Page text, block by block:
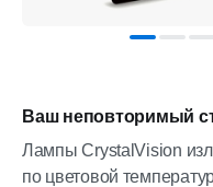
Ваш неповторимый
Лампы CrystalVision
по цветовой